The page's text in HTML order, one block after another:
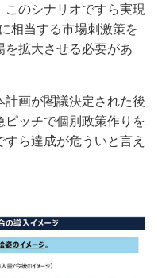
のシナリオですら実現
相当する市場刺激策を
拡大させる必要があ
画が閣議決定された後
ッチで個別政策作りを
ら達成が危ういと言え